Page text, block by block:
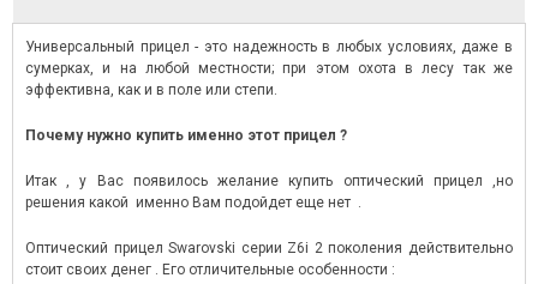
Универсальный прицел - это надежность в любых условиях, даже в
сумерках, и на любой местности; при этом охота в лесу так же
эффективна, как и в поле или степи.
Почему нужно купить именно этот прицел ?
Итак , у Вас появилось желание купить оптический прицел ,но
решения какой именно Вам подойдет еще нет .
Оптический прицел Swarovski серии Z6i 2 поколения действительно
стоит своих денег . Его отличительные особенности :